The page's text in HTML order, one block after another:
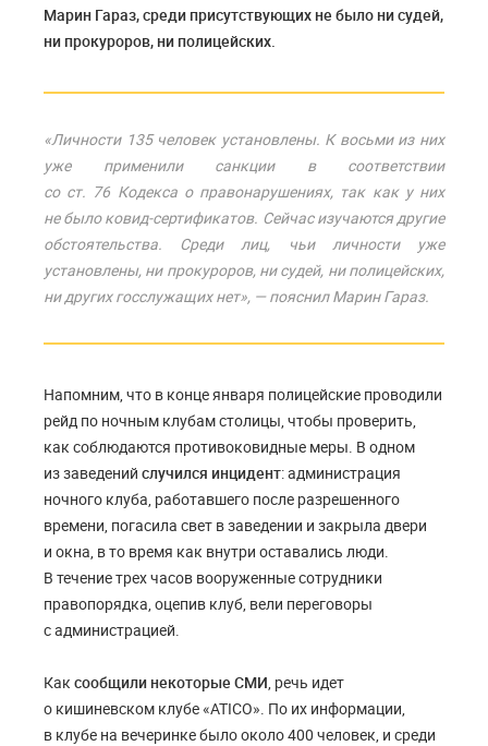
Марин Гараз, среди присутствующих не было ни судей,
ни прокуроров, ни полицейских.
«Личности 135 человек установлены. К восьми из них
уже применили санкции в соответствии
со ст. 76 Кодекса о правонарушениях, так как у них
не было ковид-сертификатов. Сейчас изучаются другие
обстоятельства. Среди лиц, чьи личности уже
установлены, ни прокуроров, ни судей, ни полицейских,
ни других госслужащих нет», — пояснил Марин Гараз.
Напомним, что в конце января полицейские проводили
рейд по ночным клубам столицы, чтобы проверить,
как соблюдаются противоковидные меры. В одном
из заведений случился инцидент: администрация
ночного клуба, работавшего после разрешенного
времени, погасила свет в заведении и закрыла двери
и окна, в то время как внутри оставались люди.
В течение трех часов вооруженные сотрудники
правопорядка, оцепив клуб, вели переговоры
с администрацией.
Как сообщили некоторые СМИ , речь идет
о кишиневском клубе «ATICO». По их информации,
в клубе на вечеринке было около 400 человек, и среди